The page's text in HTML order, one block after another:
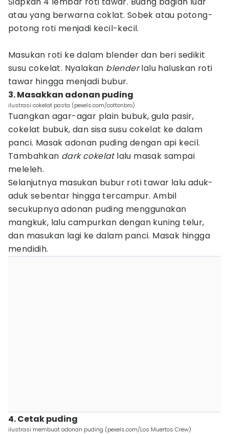
atau yang berwarna coklat. Sobek atau potong-
potong roti menjadi kecil-kecil.
Masukan roti ke dalam blender dan beri sedikit
susu cokelat. Nyalakan blenderlalu haluskan roti
tawar hingga menjadi bubur.
3. Masakkan adonan puding
ilustrasi cokelat pasta (pexels.com/cottonbro)
Tuangkan agar-agar plain bubuk, gula pasir,
cokelat bubuk, dan sisa susu cokelat ke dalam
panci. Masak adonan puding dengan api kecil.
Tambahkan dark cokelatlalu masak sampai
meleleh.
Selanjutnya masukan bubur roti tawar lalu aduk-
aduk sebentar hingga tercampur. Ambil
secukupnya adonan puding menggunakan
mangkuk, lalu campurkan dengan kuning telur,
dan masukan lagi ke dalam panci. Masak hingga
mendidih.
4. Cetak puding
ilustrasi membuat adonan puding (pexels.com/Los Muertos Crew)